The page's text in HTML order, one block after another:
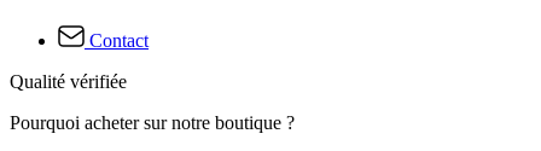
Contact
Qualité vérifiée
Pourquoi acheter sur notre boutique ?